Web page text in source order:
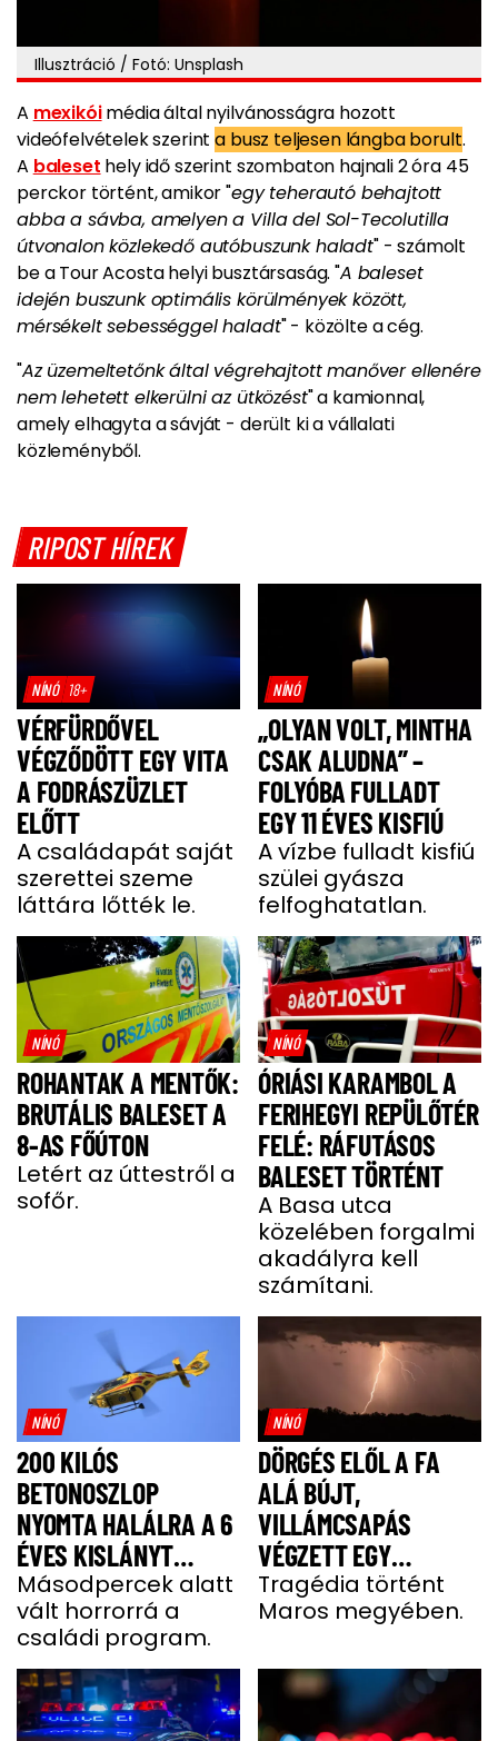
Illusztráció / Fotó: Unsplash
A mexikóimédia által nyilvánosságra hozott
videófelvételek szerinta busz teljesen lángba borult.
A baleset hely idő szerint szombaton hajnali 2 óra 45
perckor történt, amikor "egy teherautó behajtott
abba a sávba, amelyen a Villa del Sol-Tecolutilla
útvonalon közlekedő autóbuszunk haladt" - számolt
be a Tour Acosta helyi busztársaság. "A baleset
idején buszunk optimális körülmények között,
mérsékelt sebességgel haladt" - közölte a cég.
"Az üzemeltetőnk által végrehajtott manőver ellenére
nem lehetett elkerülni az ütközést" a kamionnal,
amely elhagyta a sávját - derült ki a vállalati
közleményből.
RIPOST HÍREK
NÍNÓ 18+
VÉRFÜRDŐVEL
VÉGZŐDÖTT EGY VITA
A FODRÁSZÜZLET
ELŐTT
A családapát saját
szerettei szeme
láttára lőtték le.
NÍNÓ
„OLYAN VOLT, MINTHA
CSAK ALUDNA” –
FOLYÓBA FULLADT
EGY 11 ÉVES KISFIÚ
A vízbe fulladt kisfiú
szülei gyásza
felfoghatatlan.
NÍNÓ
ROHANTAK A MENTŐK:
BRUTÁLIS BALESET A
8-AS FŐÚTON
Letért az úttestről a
sofőr.
NÍNÓ
ÓRIÁSI KARAMBOL A
FERIHEGYI REPÜLŐTÉR
FELÉ: RÁFUTÁSOS
BALESET TÖRTÉNT
A Basa utca
közelében forgalmi
akadályra kell
számítani.
NÍNÓ
200 KILÓS
BETONOSZLOP
NYOMTA HALÁLRA A 6
ÉVES KISLÁNYT
HEVESBEN
Másodpercek alatt
vált horrorrá a
családi program.
NÍNÓ
DÖRGÉS ELŐL A FA
ALÁ BÚJT,
VILLÁMCSAPÁS
VÉGZETT EGY
FÉRFIVEL
Tragédia történt
Maros megyében.